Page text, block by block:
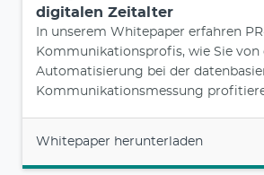
digitalen Zeitalter
In unserem Whitepaper erfahren
Kommunikationsprofis, wie Sie von
Automatisierung bei der
Kommunikationsmessung
Whitepaper herunterladen